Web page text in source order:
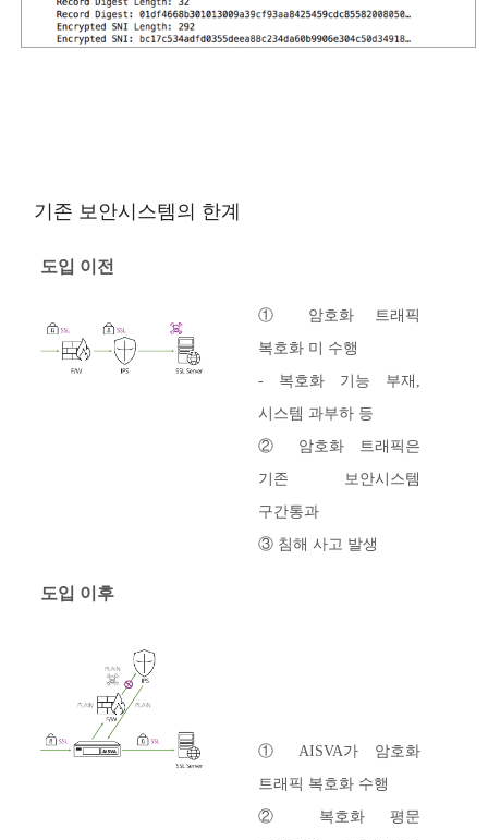
기존 보안시스템의 한계
도입 이전
① 암호화 트래픽
복호화 미 수행
- 복호화 기능 부재,
시스템 과부하 등
② 암호화 트래픽은
기존 보안시스템
구간통과
③ 침해 사고 발생
도입 이후
① AISVA가 암호화
트래픽 복호화 수행
② 복호화 평문